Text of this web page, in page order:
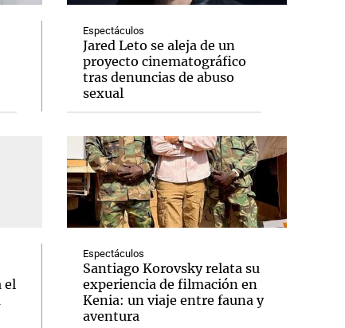
el
Espectáculos
Jared Leto se aleja de un
proyecto cinematográfico
tras denuncias de abuso
sexual
Espectáculos
Santiago Korovsky relata su
experiencia de filmación en
Kenia: un viaje entre fauna y
aventura
Notas